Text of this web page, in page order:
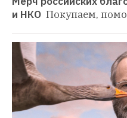
и НКО Покупаем,